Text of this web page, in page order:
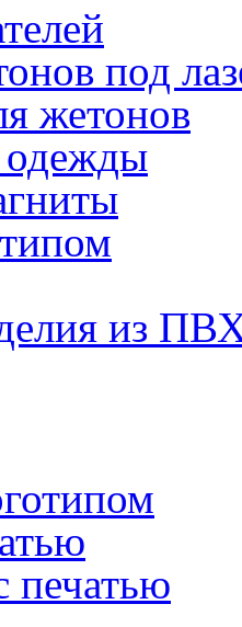
под
жетонов
одежды
из
печатью